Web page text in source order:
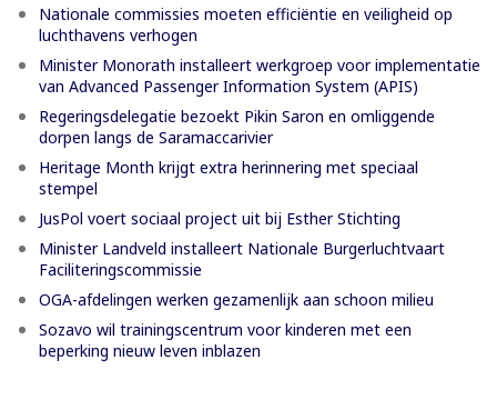
Nationale commissies moeten efficiëntie en veiligheid op
luchthavens verhogen
Minister Monorath installeert werkgroep voor implementatie
van Advanced Passenger Information System (APIS)
Regeringsdelegatie bezoekt Pikin Saron en omliggende
dorpen langs de Saramaccarivier
Heritage Month krijgt extra herinnering met speciaal
stempel
JusPol voert sociaal project uit bij Esther Stichting
Minister Landveld installeert Nationale Burgerluchtvaart
Faciliteringscommissie
OGA-afdelingen werken gezamenlijk aan schoon milieu
Sozavo wil trainingscentrum voor kinderen met een
beperking nieuw leven inblazen